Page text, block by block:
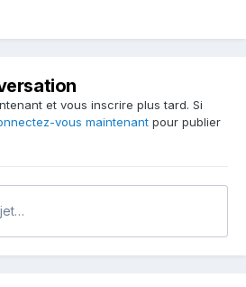
et vous inscrire plus tard. Si
vous maintenant pour publier